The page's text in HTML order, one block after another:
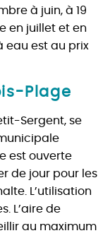
à juin, à 19
en juillet et en
eau est au prix
Plage
Sergent, se
est ouverte
de jour pour les
L’utilisation
L’aire de
au maximum